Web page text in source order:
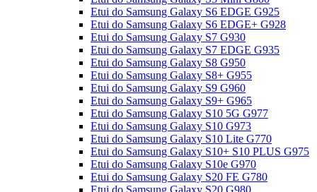
Etui do Samsung Galaxy S6 EDGE G925
Etui do Samsung Galaxy S6 EDGE+ G928
Etui do Samsung Galaxy S7 G930
Etui do Samsung Galaxy S7 EDGE G935
Etui do Samsung Galaxy S8 G950
Etui do Samsung Galaxy S8+ G955
Etui do Samsung Galaxy S9 G960
Etui do Samsung Galaxy S9+ G965
Etui do Samsung Galaxy S10 5G G977
Etui do Samsung Galaxy S10 G973
Etui do Samsung Galaxy S10 Lite G770
Etui do Samsung Galaxy S10+ S10 PLUS G975
Etui do Samsung Galaxy S10e G970
Etui do Samsung Galaxy S20 FE G780
Etui do Samsung Galaxy S20 G980